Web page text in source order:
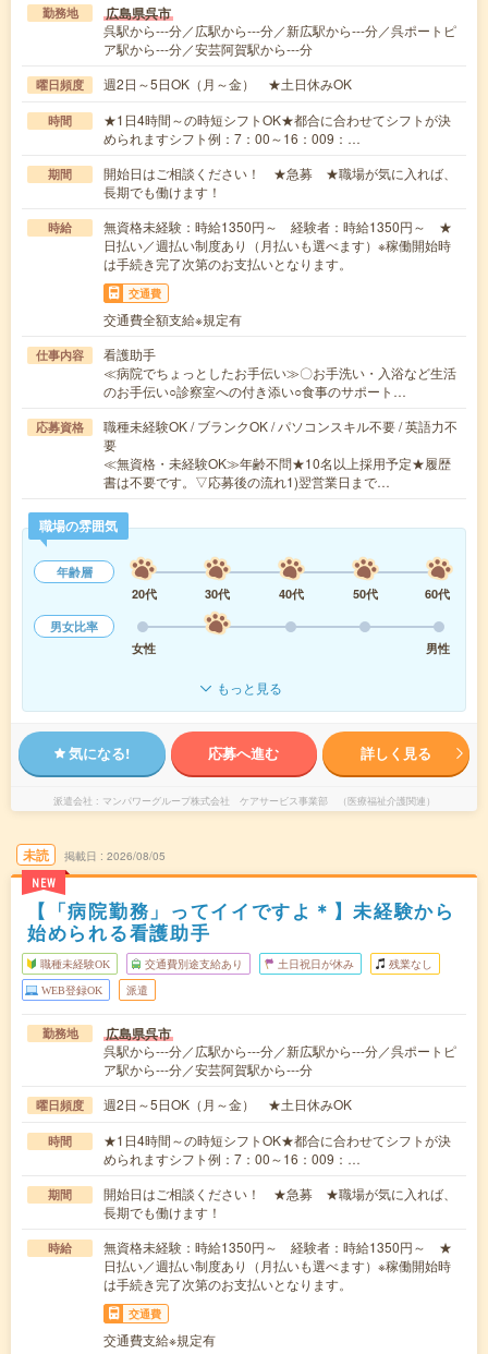
勤務地 広島県呉市
呉駅から---分／広駅から---分／新広駅から---分／呉ポートピ
ア駅から---分／安芸阿賀駅から---分
曜日頻度 週2日～5日OK（月～金） ★土日休みOK
時間
★1日4時間～の時短シフトOK★都合に合わせてシフトが決
められますシフト例：7：00～16：009：…
期間
開始日はご相談ください！ ★急募 ★職場が気に入れば、
長期でも働けます！
時給
無資格未経験：時給1350円～ 経験者：時給1350円～ ★
日払い／週払い制度あり（月払いも選べます）※稼働開始時
は手続き完了次第のお支払いとなります。
交通費
交通費全額支給※規定有
仕事内容
看護助手
≪病院でちょっとしたお手伝い≫〇お手洗い・入浴など生活
のお手伝い○診察室への付き添い○食事のサポート…
応募資格
職種未経験OK / ブランクOK / パソコンスキル不要 / 英語力不
要
≪無資格・未経験OK≫年齢不問★10名以上採用予定★履歴
書は不要です。▽応募後の流れ1)翌営業日まで…
職場の雰囲気
年齢層
20代
30代 40代 50代
60代
男女比率
女性
男性
もっと見る
気になる! 応募へ進む 詳しく見る
派遣会社 マンパワーグループ株式会社 ケアサービス事業部 （医療福祉介護関連）
未読
NEW
掲載日 2026/08/05
【「病院勤務」ってイイですよ＊】未経験から
始められる看護助手
職種未経験OK 交通費別途支給あり 土日祝日が休み 残業なし
WEB登録OK 派遣
勤務地 広島県呉市
呉駅から---分／広駅から---分／新広駅から---分／呉ポートピ
ア駅から---分／安芸阿賀駅から---分
曜日頻度 週2日～5日OK（月～金） ★土日休みOK
時間
★1日4時間～の時短シフトOK★都合に合わせてシフトが決
められますシフト例：7：00～16：009：…
期間
開始日はご相談ください！ ★急募 ★職場が気に入れば、
長期でも働けます！
時給
無資格未経験：時給1350円～ 経験者：時給1350円～ ★
日払い／週払い制度あり（月払いも選べます）※稼働開始時
は手続き完了次第のお支払いとなります。
交通費
交通費支給※規定有